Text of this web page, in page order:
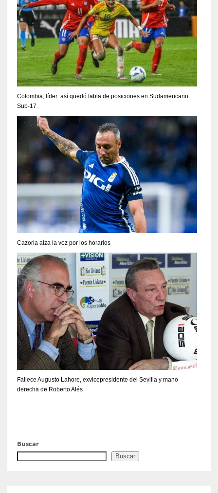
Colombia, líder: así quedó tabla de posiciones en Sudamericano
Sub-17
Cazorla alza la voz por los horarios
Fallece Augusto Lahore, exvicepresidente del Sevilla y mano
derecha de Roberto Alés
Buscar
Buscar